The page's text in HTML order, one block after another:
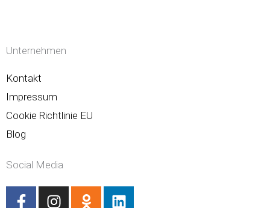
Unternehmen
Kontakt
Impressum
Cookie Richtlinie EU
Blog
Social Media
F
I
O
L